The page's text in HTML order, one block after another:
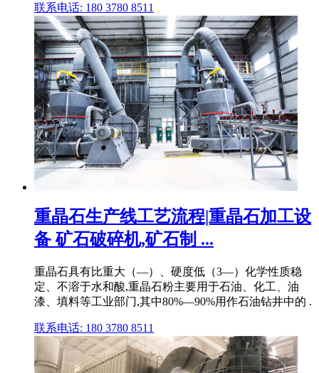
联系电话: 180 3780 8511
重晶石生产线工艺流程|重晶石加工设
备 矿石破碎机,矿石制 ...
重晶石具有比重大（—）、硬度低（3—）化学性质稳
定、不溶于水和酸,重晶石粉主要用于石油、化工、油
漆、填料等工业部门,其中80%—90%用作石油钻井中的 .
联系电话: 180 3780 8511